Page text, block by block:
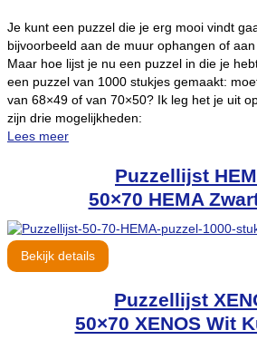
Je kunt een puzzel die je erg mooi vindt
bijvoorbeeld aan de muur ophangen of
Maar hoe lijst je nu een puzzel in die je
een puzzel van 1000 stukjes gemaakt:
van 68×49 of van 70×50? Ik leg het je uit
zijn drie mogelijkheden:
Lees meer
Puzzellijst
50×70 HEMA
Bekijk details
Puzzellijst
50×70 XENOS Wit